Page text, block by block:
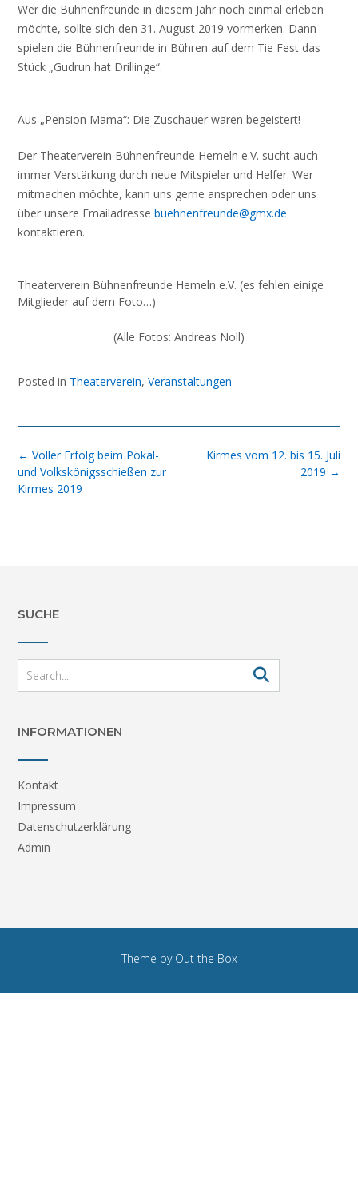
Wer die Bühnenfreunde in diesem Jahr noch einmal erleben
möchte, sollte sich den 31. August 2019 vormerken. Dann
spielen die Bühnenfreunde in Bühren auf dem Tie Fest das
Stück „Gudrun hat Drillinge“.
Aus „Pension Mama“: Die Zuschauer waren begeistert!
Der Theaterverein Bühnenfreunde Hemeln e.V. sucht auch
immer Verstärkung durch neue Mitspieler und Helfer. Wer
mitmachen möchte, kann uns gerne ansprechen oder uns
über unsere Emailadresse buehnenfreunde@gmx.de
kontaktieren.
Theaterverein Bühnenfreunde Hemeln e.V. (es fehlen einige
Mitglieder auf dem Foto…)
(Alle Fotos: Andreas Noll)
Posted in Theaterverein, Veranstaltungen
Post
navigation
Kirmes vom 12. bis 15. Juli
2019 →
← Voller Erfolg beim Pokal-
und Volkskönigsschießen zur
Kirmes 2019
SUCHE
INFORMATIONEN
Kontakt
Impressum
Datenschutzerklärung
Admin
Theme by Out the Box